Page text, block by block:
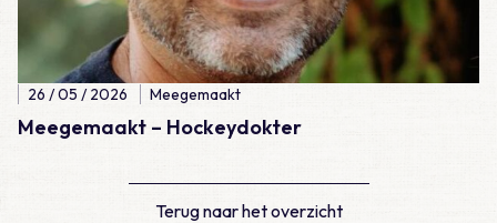
Meegemaakt – Hockeydokter
26 / 05 / 2026 Meegemaakt
Terug naar het overzicht